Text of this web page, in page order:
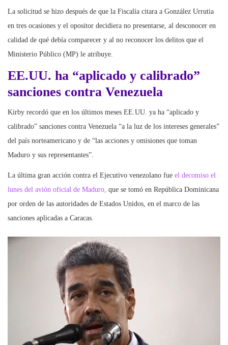
La solicitud se hizo después de que la Fiscalía citara a González Urrutia
en tres ocasiones y el opositor decidiera no presentarse, al desconocer en
calidad de qué debía comparecer y al no reconocer los delitos que el
Ministerio Público (MP) le atribuye.
EE.UU. ha “aplicado y calibrado”
sanciones contra Venezuela
Kirby recordó que en los últimos meses EE.UU. ya ha “aplicado y
calibrado” sanciones contra Venezuela “a la luz de los intereses generales”
del país norteamericano y de “las acciones y omisiones que toman
Maduro y sus representantes”.
La última gran acción contra el Ejecutivo venezolano fue el decomiso el
lunes del avión oficial de Maduro, que se tomó en República Dominicana
por orden de las autoridades de Estados Unidos, en el marco de las
sanciones aplicadas a Caracas.